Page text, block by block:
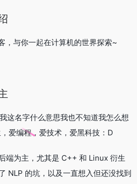
，与你一起在计算机的世界探索~
这名字什么意思我也不知道我怎么想
爱编程，爱技术，爱黑科技：D
端为主，尤其是 C++ 和 Linux 衍生
NLP 的坑，以及一直想入但还没找到